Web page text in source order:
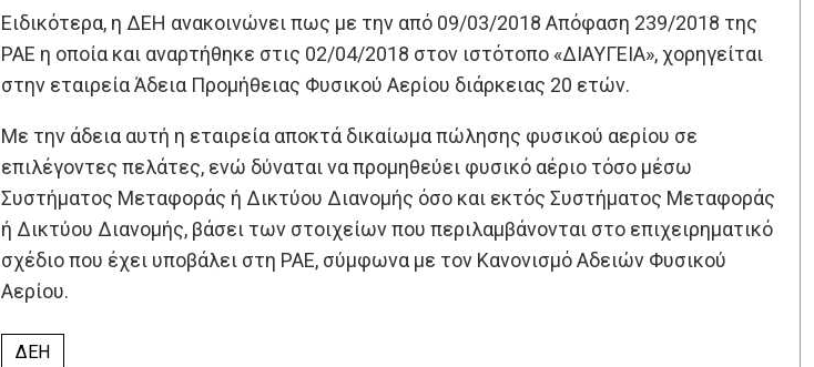
Ειδικότερα, η ΔΕΗ ανακοινώνει πως με την από 09/03/2018 Απόφαση 239/2018 της
ΡΑΕ η οποία και αναρτήθηκε στις 02/04/2018 στον ιστότοπο «ΔΙΑΥΓΕΙΑ», χορηγείται
στην εταιρεία Άδεια Προμήθειας Φυσικού Αερίου διάρκειας 20 ετών.
Με την άδεια αυτή η εταιρεία αποκτά δικαίωμα πώλησης φυσικού αερίου σε
επιλέγοντες πελάτες, ενώ δύναται να προμηθεύει φυσικό αέριο τόσο μέσω
Συστήματος Μεταφοράς ή Δικτύου Διανομής όσο και εκτός Συστήματος Μεταφοράς
ή Δικτύου Διανομής, βάσει των στοιχείων που περιλαμβάνονται στο επιχειρηματικό
σχέδιο που έχει υποβάλει στη ΡΑΕ, σύμφωνα με τον Κανονισμό Αδειών Φυσικού
Αερίου.
ΔΕΗ